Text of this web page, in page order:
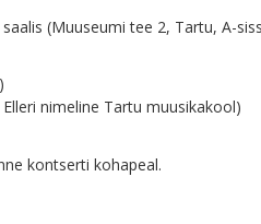
(Muuseumi tee 2, Tartu, A-
nimeline Tartu muusikakool)
kontserti kohapeal.